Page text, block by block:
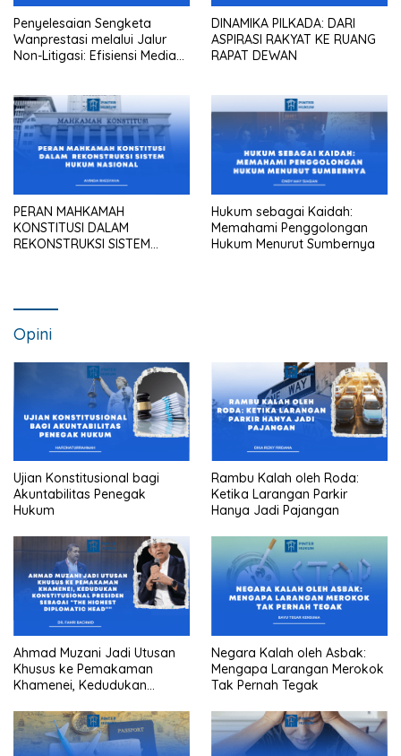
Penyelesaian Sengketa
Wanprestasi melalui Jalur
Non-Litigasi: Efisiensi Mediasi
DINAMIKA PILKADA: DARI
ASPIRASI RAKYAT KE RUANG
RAPAT DEWAN
PERAN MAHKAMAH
KONSTITUSI DALAM
REKONSTRUKSI SISTEM
Hukum sebagai Kaidah:
Memahami Penggolongan
Hukum Menurut Sumbernya
Opini
Ujian Konstitusional bagi
Akuntabilitas Penegak
Hukum
Rambu Kalah oleh Roda:
Ketika Larangan Parkir
Hanya Jadi Pajangan
Ahmad Muzani Jadi Utusan
Khusus ke Pemakaman
Khamenei, Kedudukan
sebagai “the highest
diplomatic head””
Negara Kalah oleh Asbak:
Mengapa Larangan Merokok
Tak Pernah Tegak